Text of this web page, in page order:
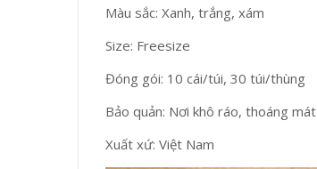
Màu sắc: Xanh, trắng, xám
Size: Freesize
Đóng gói: 10 cái/túi, 30 túi/thùng
Bảo quản: Nơi khô ráo, thoáng mát
Xuất xứ: Việt Nam